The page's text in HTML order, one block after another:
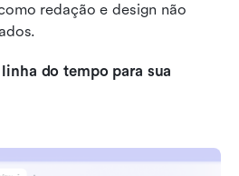
redação e design não
do tempo para sua